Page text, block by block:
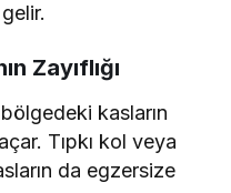
Zayıflığı
kasların
Tıpkı kol veya
da egzersize